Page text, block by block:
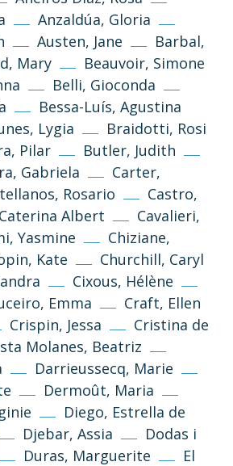
Anzaldúa, Gloria
Austen, Jane
Barbal,
Mary
Beauvoir, Simone
Belli, Gioconda
Bessa-Luís, Agustina
Lygia
Braidotti, Rosi
Pilar
Butler, Judith
Gabriela
Carter,
Rosario
Castro,
Caterina Albert
Cavalieri,
Yasmine
Chiziane,
Kate
Churchill, Caryl
Cixous, Hélène
Emma
Craft, Ellen
Crispin, Jessa
Cristina de
Molanes, Beatriz
Darrieussecq, Marie
Dermoût, Maria
Diego, Estrella de
Djebar, Assia
Dodas i
Duras, Marguerite
El